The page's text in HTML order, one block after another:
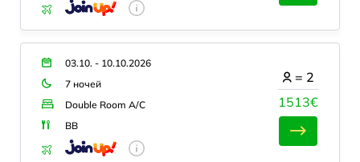
03.10. - 10.10.2026
7 ночей
Double Room A/C
BB
1513€
= 2